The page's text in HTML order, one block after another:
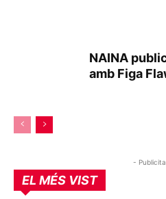
NAINA
amb Figa
-
EL MÉS VIST